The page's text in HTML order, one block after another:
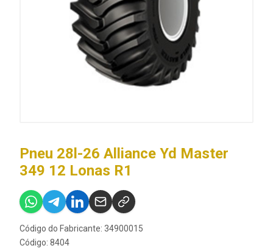
Pneu 28l-26 Alliance Yd Master
349 12 Lonas R1
Código do Fabricante: 34900015
Código: 8404